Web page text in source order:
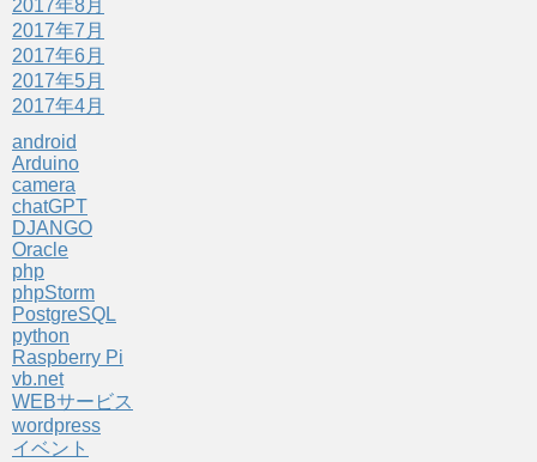
2017年8月
2017年7月
2017年6月
2017年5月
2017年4月
android
Arduino
camera
chatGPT
DJANGO
Oracle
php
phpStorm
PostgreSQL
python
Raspberry Pi
vb.net
WEBサービス
wordpress
イベント